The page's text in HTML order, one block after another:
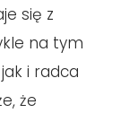
się z
na tym
i radca
że